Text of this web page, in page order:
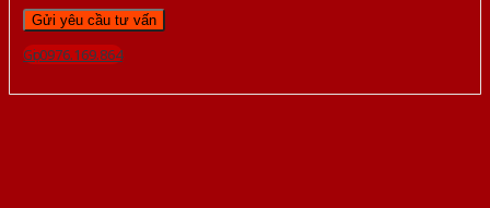
Gọi 0976.169.864